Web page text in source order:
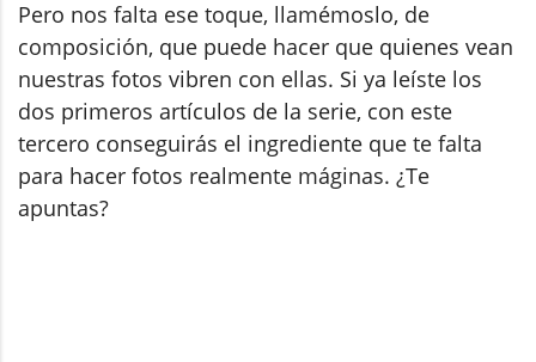
Pero nos falta ese toque, llamémoslo, de
composición, que puede hacer que quienes vean
nuestras fotos vibren con ellas. Si ya leíste los
dos primeros artículos de la serie, con este
tercero conseguirás el ingrediente que te falta
para hacer fotos realmente máginas. ¿Te
apuntas?